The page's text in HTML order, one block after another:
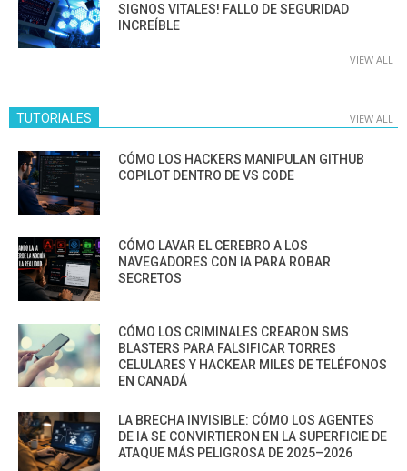
SIGNOS VITALES! FALLO DE SEGURIDAD
INCREÍBLE
VIEW ALL
TUTORIALES VIEW ALL
CÓMO LOS HACKERS MANIPULAN GITHUB
COPILOT DENTRO DE VS CODE
CÓMO LAVAR EL CEREBRO A LOS
NAVEGADORES CON IA PARA ROBAR
SECRETOS
CÓMO LOS CRIMINALES CREARON SMS
BLASTERS PARA FALSIFICAR TORRES
CELULARES Y HACKEAR MILES DE TELÉFONOS
EN CANADÁ
LA BRECHA INVISIBLE: CÓMO LOS AGENTES
DE IA SE CONVIRTIERON EN LA SUPERFICIE DE
ATAQUE MÁS PELIGROSA DE 2025–2026